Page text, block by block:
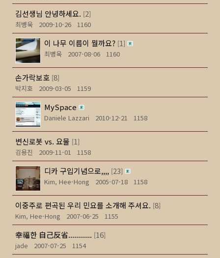
김선생님 안녕하세요. [2]
최병욱
2009-10-26 1160
이 나무 이름이 뭘까요? [1]
최병욱
2007-08-06 1160
손가락보호 [8]
박지호
2009-03-05 1159
MySpace
Daniele Lazzari 2010-12-21 1158
변신로봇 vs. 요물 [1]
김용진
2009-11-01 1158
디카 구입기념으로,,,, [23]
Kim, Hee-Hong
2005-07-18 1158
이중주로 편곡된 우리 민요를 소개해 주셔요. [8]
Kim, Hee-Hong
2007-06-25 1155
幸福한 自己反省............ [16]
jade
2007-07-25 1154